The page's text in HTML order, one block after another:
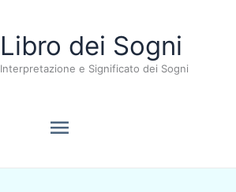
Libro dei Sogni
Interpretazione e Significato dei Sogni
Menu
principale